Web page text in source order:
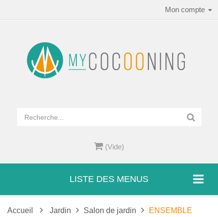
Mon compte
(Vide)
LISTE DES MENUS
Accueil Jardin Salon de jardin
ENSEMBLE